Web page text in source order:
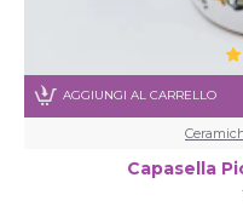
Capasella
AGGIUNGI AL CARRELLO